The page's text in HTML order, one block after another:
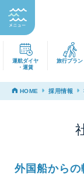
運航ダイヤ
HOME 採用情報
外国船から